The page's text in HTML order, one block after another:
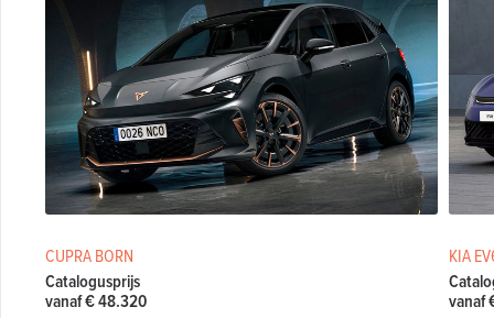
CUPRA BORN
Catalogusprijs
vanaf € 48.320
KIA
vanaf